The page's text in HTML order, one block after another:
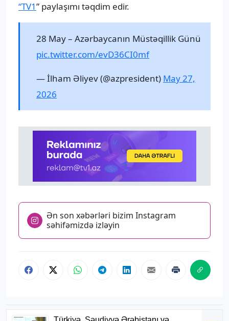
“TV1” paylaşımı təqdim edir.
28 May – Azərbaycanın Müstəqillik Günü
pic.twitter.com/evD36CI0mf
— İlham Əliyev (@azpresident) May 27,
2026
Ən son xəbərləri bizim Instagram
səhifəmizdə izləyin